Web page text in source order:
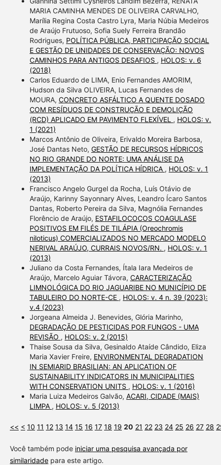
MARIA CAMINHA MENDES DE OLIVEIRA CARVALHO,
Marília Regina Costa Castro Lyra, Maria Núbia Medeiros
de Araújo Frutuoso, Sofia Suely Ferreira Brandão
Rodrigues, POLÍTICA PÚBLICA, PARTICIPAÇÃO SOCIAL
E GESTÃO DE UNIDADES DE CONSERVAÇÃO: NOVOS
CAMINHOS PARA ANTIGOS DESAFIOS , HOLOS: v. 6
(2018)
Carlos Eduardo de LIMA, Enio Fernandes AMORIM,
Hudson da Silva OLIVEIRA, Lucas Fernandes de
MOURA, CONCRETO ASFÁLTICO A QUENTE DOSADO
COM RESÍDUOS DE CONSTRUÇÃO E DEMOLIÇÃO
(RCD) APLICADO EM PAVIMENTO FLEXÍVEL , HOLOS: v.
1 (2021)
Marcos Antônio de Oliveira, Erivaldo Moreira Barbosa,
José Dantas Neto, GESTÃO DE RECURSOS HÍDRICOS
NO RIO GRANDE DO NORTE: UMA ANÁLISE DA
IMPLEMENTAÇÃO DA POLÍTICA HÍDRICA , HOLOS: v. 1
(2013)
Francisco Angelo Gurgel da Rocha, Luís Otávio de
Araújo, Karinny Sayonnary Alves, Leandro Ícaro Santos
Dantas, Roberto Pereira da Silva, Magnólia Fernandes
Florêncio de Araújo, ESTAFILOCOCOS COAGULASE
POSITIVOS EM FILÉS DE TILÁPIA (Oreochromis
niloticus) COMERCIALIZADOS NO MERCADO MODELO
NERIVAL ARAÚJO, CURRAIS NOVOS/RN. , HOLOS: v. 1
(2013)
Juliano da Costa Fernandes, Ítala Iara Medeiros de
Araújo, Marcelo Aguiar Távora, CARACTERIZAÇÃO
LIMNOLÓGICA DO RIO JAGUARIBE NO MUNICÍPIO DE
TABULEIRO DO NORTE-CE , HOLOS: v. 4 n. 39 (2023):
v.4 (2023)
Jorgeana Almeida J. Benevides, Glória Marinho,
DEGRADAÇÃO DE PESTICIDAS POR FUNGOS - UMA
REVISÃO , HOLOS: v. 2 (2015)
Thaise Sousa da Silva, Gesinaldo Ataíde Cândido, Eliza
Maria Xavier Freire, ENVIRONMENTAL DEGRADATION
IN SEMIARID BRASILIAN: AN APLICATION OF
SUSTAINABILITY INDICATORS IN MUNICIPALITIES
WITH CONSERVATION UNITS , HOLOS: v. 1 (2016)
Maria Luiza Medeiros Galvão, ACARI, CIDADE (MAIS)
LIMPA , HOLOS: v. 5 (2013)
<< < 10 11 12 13 14 15 16 17 18 19 20 21 22 23 24 25 26 27 28
Você também pode iniciar uma pesquisa avançada por
similaridadepara este artigo.